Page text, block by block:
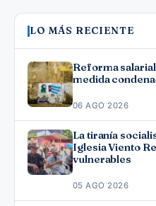
LO MÁS RECIENTE
Reforma
medida
06 AGO 2026
La tiranía
Iglesia Viento
vulnerables
05 AGO 2026